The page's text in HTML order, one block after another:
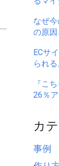
なぜ
の原
ECサ
られる
『こ
26％
カ
事例